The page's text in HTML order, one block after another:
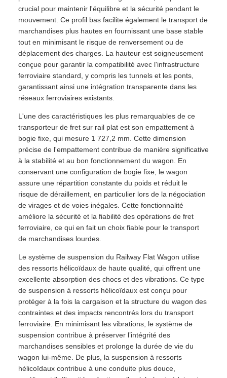
crucial pour maintenir l'équilibre et la sécurité pendant le
mouvement. Ce profil bas facilite également le transport de
marchandises plus hautes en fournissant une base stable
tout en minimisant le risque de renversement ou de
déplacement des charges. La hauteur est soigneusement
conçue pour garantir la compatibilité avec l'infrastructure
ferroviaire standard, y compris les tunnels et les ponts,
garantissant ainsi une intégration transparente dans les
réseaux ferroviaires existants.
L'une des caractéristiques les plus remarquables de ce
transporteur de fret sur rail plat est son empattement à
bogie fixe, qui mesure 1 727,2 mm. Cette dimension
précise de l'empattement contribue de manière significative
à la stabilité et au bon fonctionnement du wagon. En
conservant une configuration de bogie fixe, le wagon
assure une répartition constante du poids et réduit le
risque de déraillement, en particulier lors de la négociation
de virages et de voies inégales. Cette fonctionnalité
améliore la sécurité et la fiabilité des opérations de fret
ferroviaire, ce qui en fait un choix fiable pour le transport
de marchandises lourdes.
Le système de suspension du Railway Flat Wagon utilise
des ressorts hélicoïdaux de haute qualité, qui offrent une
excellente absorption des chocs et des vibrations. Ce type
de suspension à ressorts hélicoïdaux est conçu pour
protéger à la fois la cargaison et la structure du wagon des
contraintes et des impacts rencontrés lors du transport
ferroviaire. En minimisant les vibrations, le système de
suspension contribue à préserver l’intégrité des
marchandises sensibles et prolonge la durée de vie du
wagon lui-même. De plus, la suspension à ressorts
hélicoïdaux contribue à une conduite plus douce,